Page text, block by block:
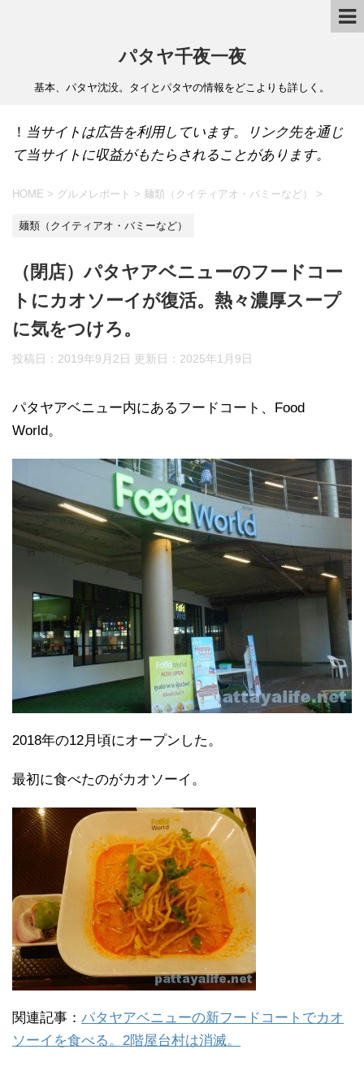
パタヤ千夜一夜
基本、パタヤ沈没。タイとパタヤの情報をどこよりも詳しく。
！ 当サイトは広告を利用しています。リンク先を通じ
て当サイトに収益がもたらされることがあります。
HOME > グルメレポート > 麺類（クイティアオ・バミーなど） >
麺類（クイティアオ・バミーなど）
（閉店）パタヤアベニューのフードコー
トにカオソーイが復活。熱々濃厚スープ
に気をつけろ。
投稿日：2019年9月2日 更新日： 2025年1月9日
パタヤアベニュー内にあるフードコート、Food
World。
2018年の12月頃にオープンした。
最初に食べたのがカオソーイ。
関連記事： パタヤアベニューの新フードコートでカオ
ソーイを食べる。2階屋台村は消滅。